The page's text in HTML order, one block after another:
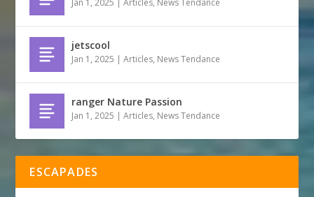
Jan 1, 2025 |Articles, News Tendance
jetscool
Jan 1, 2025 |Articles, News Tendance
ranger Nature Passion
Jan 1, 2025 |Articles, News Tendance
ESCAPADES